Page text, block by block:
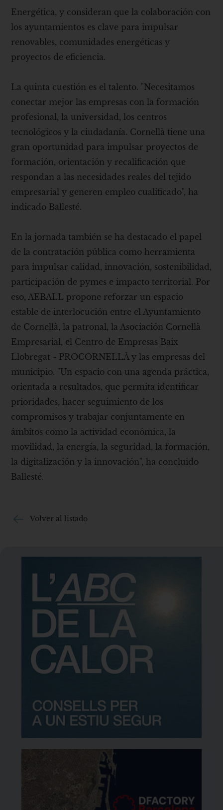
Energética, y consideran que la colaboración con
los ayuntamientos es clave para impulsar
renovables, comunidades energéticas y
proyectos de eficiencia.
La quinta cuestión es el talento. "Necesitamos
conectar mejor las empresas con la formación
profesional, la universidad, los centros
tecnológicos y la ciudadanía. Cornellà tiene una
gran oportunidad para impulsar proyectos de
formación, orientación y recalificación que
respondan a las necesidades reales del tejido
empresarial y generen empleo cualificado", ha
indicado Ballesté.
En la jornada también se ha destacado el papel
de la contratación pública como herramienta
para impulsar calidad, innovación, sostenibilidad,
participación de pymes e impacto territorial. Por
eso, AEBALL propone reforzar un espacio
estable de interlocución entre el Ayuntamiento
de Cornellà, la patronal, la Asociación Cornellà
Empresarial, el Centro de Empresas Baix
Llobregat - PROCORNELLÀ y las empresas del
municipio. "Un espacio con una agenda práctica,
orientada a resultados, que permita identificar
prioridades, hacer seguimiento de los
compromisos y trabajar conjuntamente en
ámbitos como la actividad económica, la
movilidad, la energía, la seguridad, la formación,
la digitalización y la innovación", ha concluido
Ballesté.
Volver al listado